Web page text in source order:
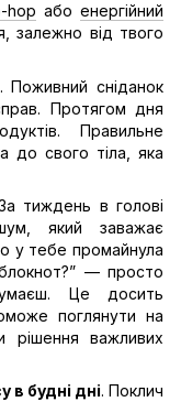
hop або енергійний
залежно від твого
. Поживний сніданок
Протягом дня
Правильне
до свого тіла, яка
тиждень в голові
шум, який заважає
у тебе промайнула
— просто
Це досить
поглянути на
рішення важливих
в будні дні. Поклич